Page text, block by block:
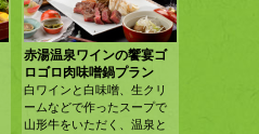
赤湯温泉ワインの饗宴ゴ
ロゴロ肉味噌鍋プラン
白ワインと白味噌、生クリ
ームなどで作ったスープで
山形牛をいただく、温泉と